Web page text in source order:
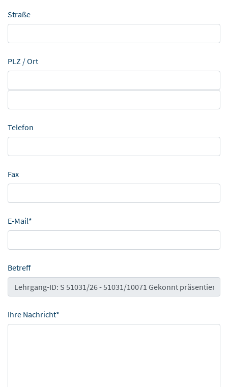
Straße
PLZ / Ort
Telefon
Fax
E-Mail*
Betreff
Ihre Nachricht*